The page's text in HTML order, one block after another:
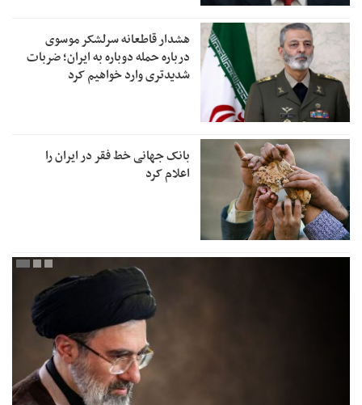
هشدار قاطعانه سرلشکر موسوی
درباره حمله دوباره به ایران؛ ضربات
شدیدتری وارد خواهیم کرد
بانک جهانی خط فقر در ایران را
اعلام کرد